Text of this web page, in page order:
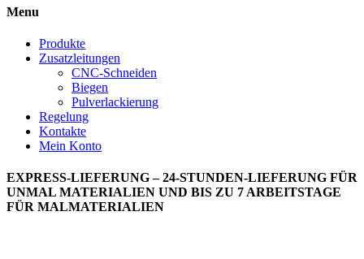
Menu
Produkte
Zusatzleitungen
CNC-Schneiden
Biegen
Pulverlackierung
Regelung
Kontakte
Mein Konto
EXPRESS-LIEFERUNG – 24-STUNDEN-LIEFERUNG FÜR
UNMAL MATERIALIEN UND BIS ZU 7 ARBEITSTAGE
FÜR MALMATERIALIEN